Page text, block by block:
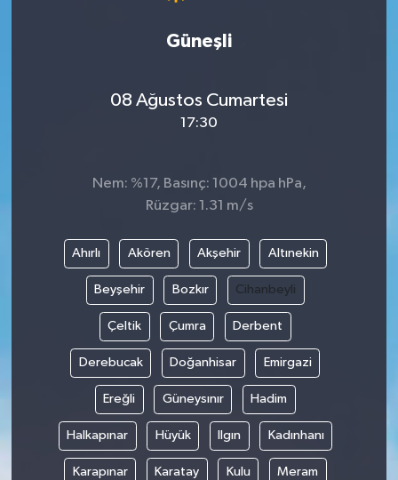
Güneşli
08 Ağustos Cumartesi
17:30
Nem: %17, Basınç: 1004 hpa hPa,
Rüzgar: 1.31 m/s
Ahırlı Akören Akşehir Altınekin
Beyşehir Bozkır Cihanbeyli
Çeltik Çumra Derbent
Derebucak Doğanhisar Emirgazi
Ereğli Güneysınır Hadim
Halkapınar Hüyük Ilgın Kadınhanı
Karapınar Karatay Kulu Meram